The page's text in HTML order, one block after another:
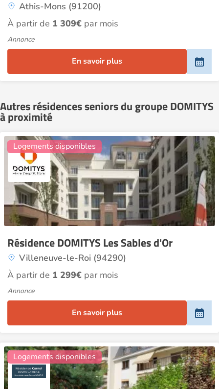
Athis-Mons (91200)
À partir de 1 309€ par mois
Annonce
En savoir plus
Autres résidences seniors du groupe DOMITYS
à proximité
Résidence DOMITYS Les Sables d'Or
Villeneuve-le-Roi (94290)
Logements disponibles
À partir de 1 299€ par mois
Annonce
En savoir plus
Logements disponibles